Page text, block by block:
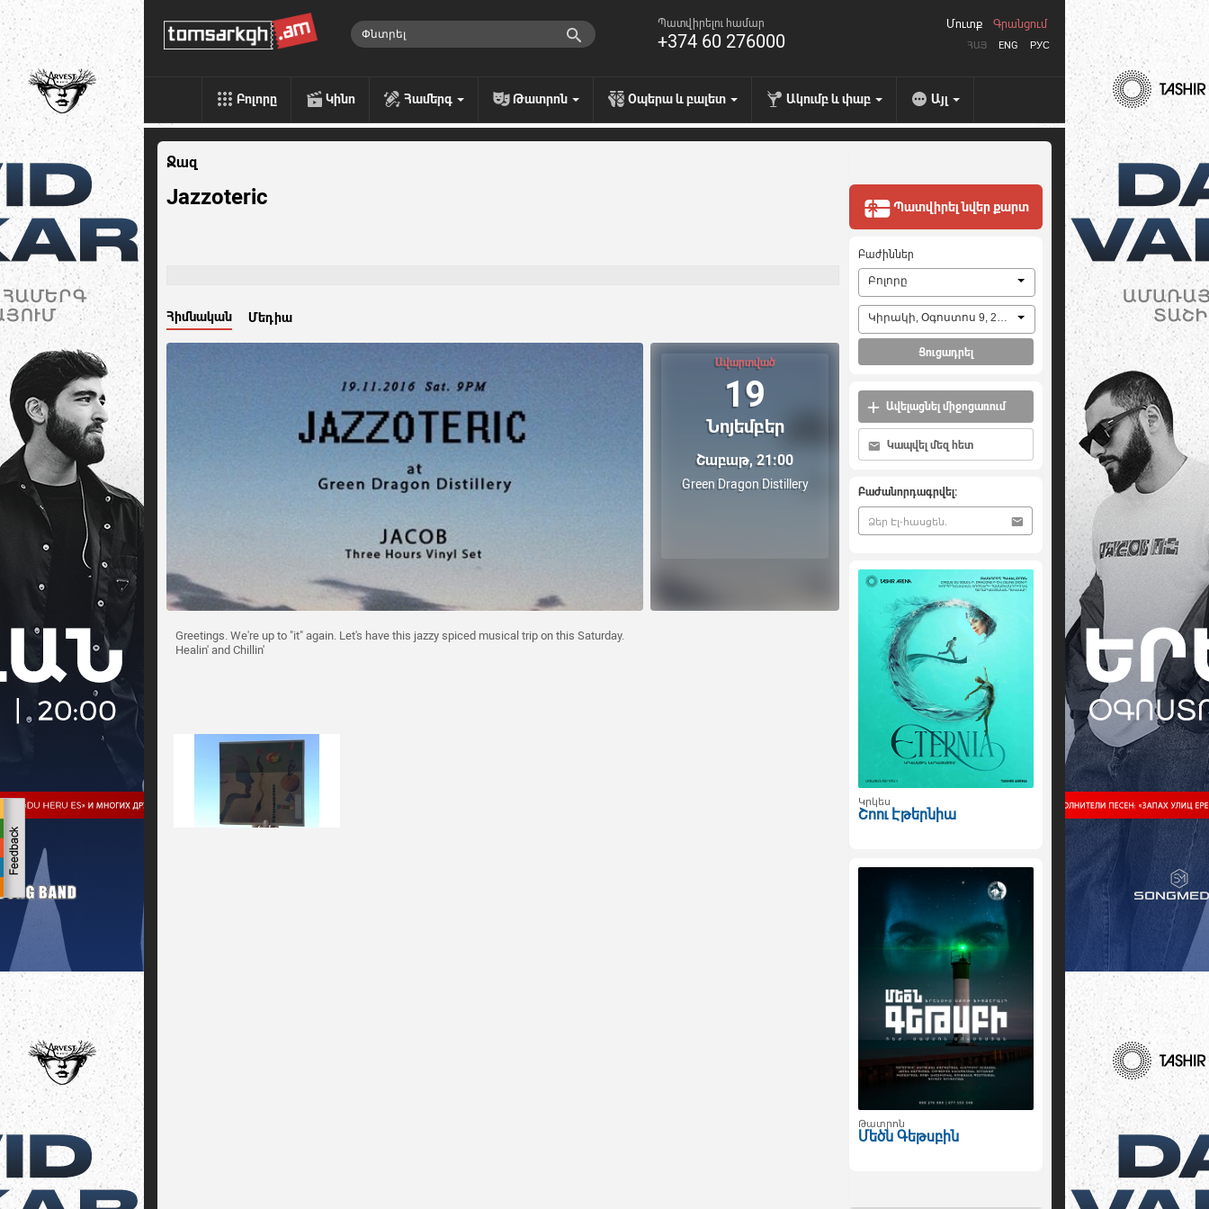
Պատվիրելու համար
+374 60 276000 ՀԱՅ ENG РУС
Մուտք Գրանցում
Բոլորը Կինո Համերգ Թատրոն Օպերա և բալետ Ակումբ և փաբ Այլ
Ջազ
Jazzoteric
Հիմնական Մեդիա
Ավարտված
19
Նոյեմբեր
Շաբաթ, 21:00
Green Dragon Distillery
Greetings. We're up to "it" again. Let's have this jazzy spiced musical trip on this Saturday.
Healin' and Chillin'
Պատվիրել նվեր քարտ
Բաժիններ
Բոլորը
Կիրակի, Օգոստոս 9, 2026
Ցուցադրել
Ավելացնել միջոցառում
Կապվել մեզ հետ
Բաժանորդագրվել:
Կրկես
Շոու Էթերնիա
Թատրոն
Մեծն Գեթսբին